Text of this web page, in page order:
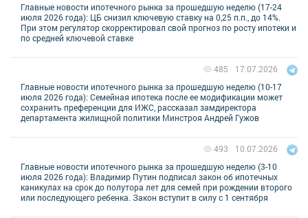
Главные новости ипотечного рынка за прошедшую неделю (17-24
июля 2026 года): ЦБ снизил ключевую ставку на 0,25 п.п., до 14%.
При этом регулятор скорректировал свой прогноз по росту ипотеки и
по средней ключевой ставке
Главные новости ипотечного рынка за прошедшую неделю (10-17
июля 2026 года): Семейная ипотека после ее модификации может
сохранить преференции для ИЖС, рассказал замдиректора
департамента жилищной политики Минстроя Андрей Гужов
17.07.2026
485
Главные новости ипотечного рынка за прошедшую неделю (3-10
июля 2026 года): Владимир Путин подписал закон об ипотечных
каникулах на срок до полутора лет для семей при рождении второго
или последующего ребенка. Закон вступит в силу с 1 сентября
10.07.2026
493